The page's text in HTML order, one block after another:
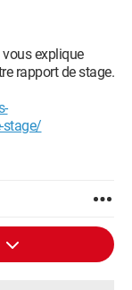
explique
rapport de stage.
stage/